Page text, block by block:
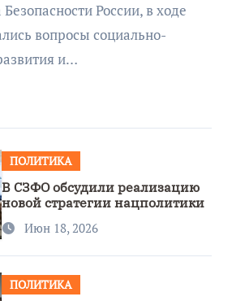
России, в ходе
вопросы социально-
и…
ПОЛИТИКА
В СЗФО обсудили реализацию
новой стратегии нацполитики
Июн 18, 2026
ПОЛИТИКА